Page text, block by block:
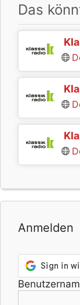
Das
Anmelden